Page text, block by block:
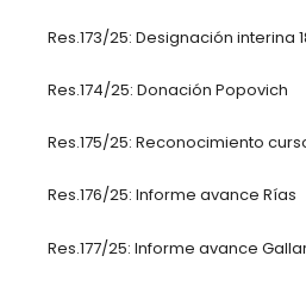
Res.173/25: Designación interina
Res.174/25: Donación Popovich
Res.175/25: Reconocimiento
Res.176/25: Informe avance Rías
Res.177/25: Informe avance